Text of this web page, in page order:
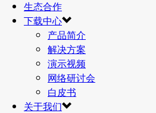
生态合作
下载中心
产品简介
解决方案
演示视频
网络研讨会
白皮书
关于我们